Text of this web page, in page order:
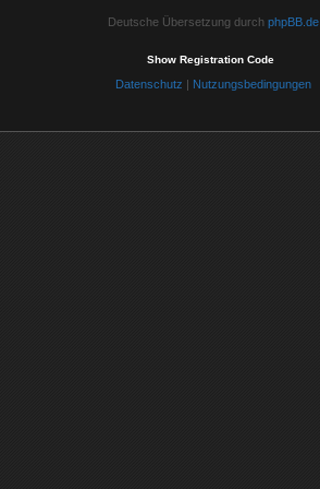
Deutsche Übersetzung durch phpBB.de
Show Registration Code
Datenschutz | Nutzungsbedingungen